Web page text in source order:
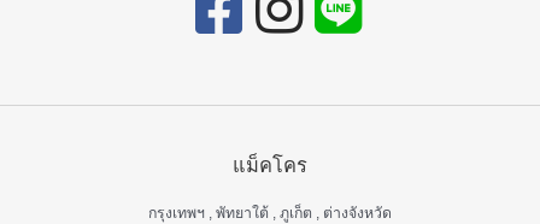
แม็คโคร
กรุงเทพฯ , พัทยาใต้ , ภูเก็ต , ต่างจังหวัด